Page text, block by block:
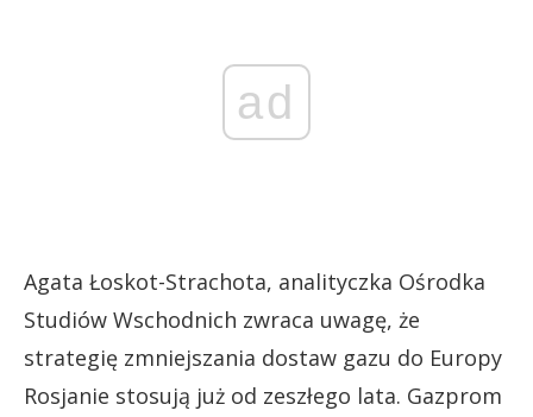
ad
Agata Łoskot-Strachota, analityczka Ośrodka
Studiów Wschodnich zwraca uwagę, że
strategię zmniejszania dostaw gazu do Europy
Rosjanie stosują już od zeszłego lata. Gazprom